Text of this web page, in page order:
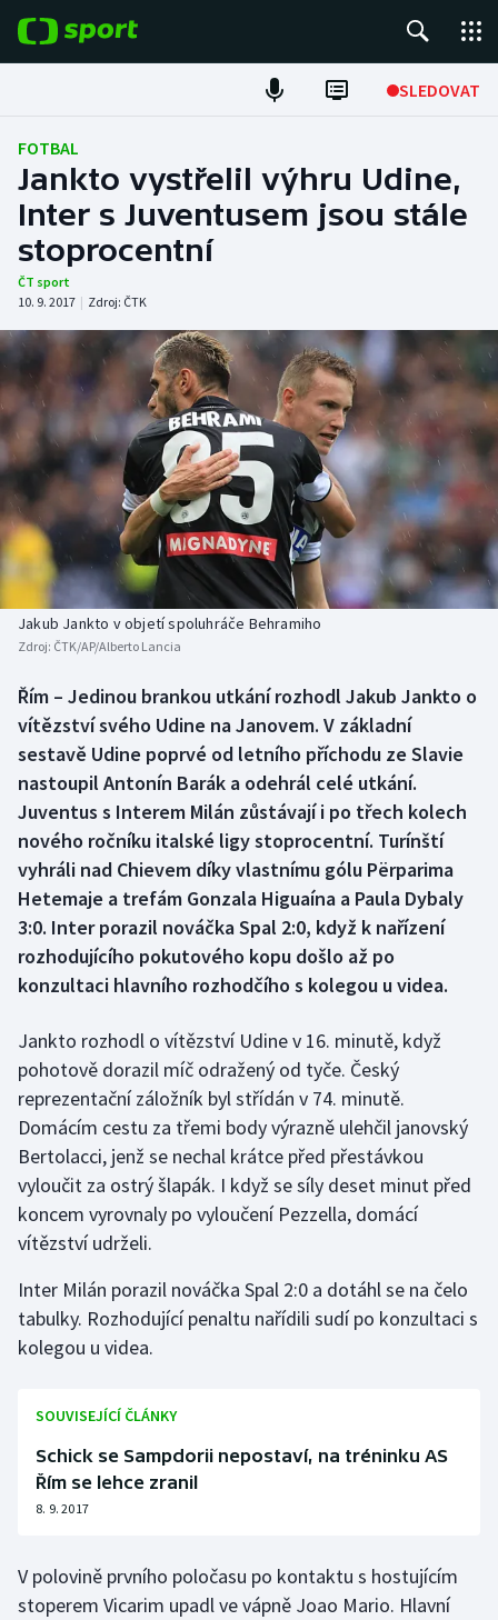
SLEDOVAT
Fotbal
Hokej
Tenis
Atletika
Cyklistika
DALŠÍ SPORTY
Americký fotbal
Baseball a softbal
Basketbal
Biatlon
Box
Curling
Dostihy
Florbal
Futsal
Golf
Gymnastika
Házená
Jezdectví
Judo
Lezení
Moderní pětiboj
Motorsport
Parasport
NEPŘEHLÉDNĚTE
Soutěže
Historické návraty
Aplikace ČT sport
FOTBAL
Jankto vystřelil výhru Udine,
Inter s Juventusem jsou stále
stoprocentní
ČT sport
10. 9. 2017 | Zdroj: ČTK
Jakub Jankto v objetí spoluhráče Behramiho
Zdroj: ČTK/AP/Alberto Lancia
Řím – Jedinou brankou utkání rozhodl Jakub Jankto o
vítězství svého Udine na Janovem. V základní
sestavě Udine poprvé od letního příchodu ze Slavie
nastoupil Antonín Barák a odehrál celé utkání.
Juventus s Interem Milán zůstávají i po třech kolech
nového ročníku italské ligy stoprocentní. Turínští
vyhráli nad Chievem díky vlastnímu gólu Përparima
Hetemaje a trefám Gonzala Higuaína a Paula Dybaly
3:0. Inter porazil nováčka Spal 2:0, když k nařízení
rozhodujícího pokutového kopu došlo až po
konzultaci hlavního rozhodčího s kolegou u videa.
Jankto rozhodl o vítězství Udine v 16. minutě, když
pohotově dorazil míč odražený od tyče. Český
reprezentační záložník byl střídán v 74. minutě.
Domácím cestu za třemi body výrazně ulehčil janovský
Bertolacci, jenž se nechal krátce před přestávkou
vyloučit za ostrý šlapák. I když se síly deset minut před
koncem vyrovnaly po vyloučení Pezzella, domácí
vítězství udrželi.
Inter Milán porazil nováčka Spal 2:0 a dotáhl se na čelo
tabulky. Rozhodující penaltu nařídili sudí po konzultaci s
kolegou u videa.
SOUVISEJÍCÍ ČLÁNKY
Schick se Sampdorii nepostaví, na tréninku AS
Řím se lehce zranil
8. 9. 2017
V polovině prvního poločasu po kontaktu s hostujícím
stoperem Vicarim upadl ve vápně Joao Mario. Hlavní